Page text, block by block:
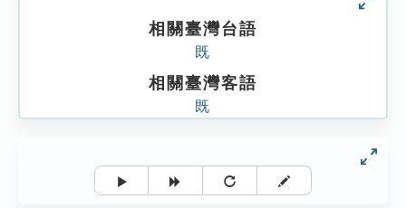
相關臺灣台語
既
相關臺灣客語
既